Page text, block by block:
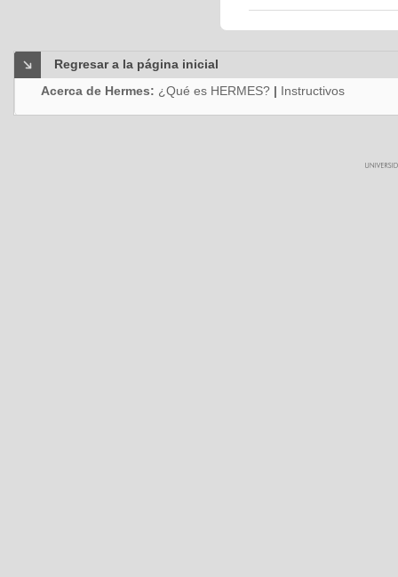
Regresar a la página inicial
Acerca de Hermes: ¿Qué es HERMES? | Instructivos